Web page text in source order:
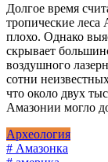
Долгое время
тропические
плохо. Однако
скрывает
воздушного
сотни
что около двух
Амазонии могло
Археология
# Амазонка